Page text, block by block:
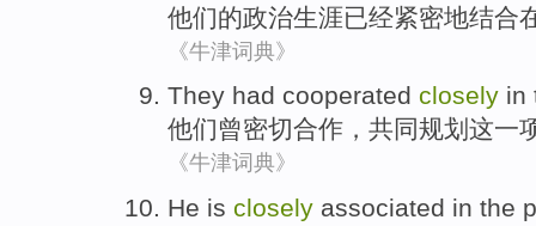
他们的政治生涯已经紧密地结合
《牛津词典》
They had cooperated closely in
他们曾密切合作，共同规划 这一
《牛津词典》
He is closely associated in the